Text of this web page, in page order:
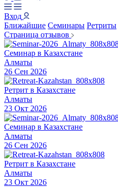
Вход
Ближайшие Семинары Ретриты
Страница отзывов
Семинар в Казахстане
Алматы
26 Сен 2026
Ретрит в Казахстане
Алматы
23 Окт 2026
Семинар в Казахстане
Алматы
26 Сен 2026
Ретрит в Казахстане
Алматы
23 Окт 2026